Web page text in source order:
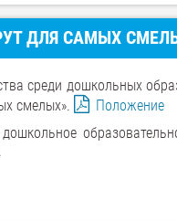
ДЛЯ САМЫХ
среди дошкольных
смелых».
Положение